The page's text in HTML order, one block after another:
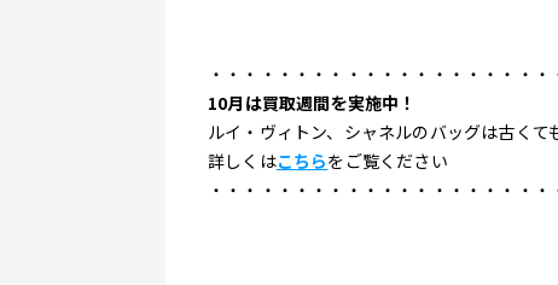
・・・・・・・・・・・・・・・・・・・・
10月は買取週間を実施中！
ルイ・ヴィトン、シャネルのバッグは古くて
詳しくはこちらをご覧ください
・・・・・・・・・・・・・・・・・・・・